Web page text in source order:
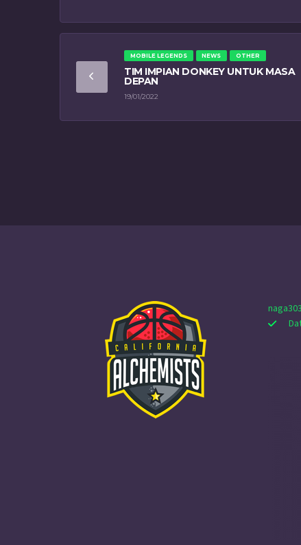
MOBILE LEGENDS NEWS OTHER
TIM IMPIAN DONKEY UNTUK MASA
DEPAN
19/01/2022